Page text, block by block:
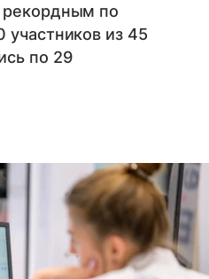
рекордным по
из 45
по 29